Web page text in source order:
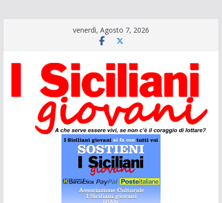
venerdì, Agosto 7, 2026